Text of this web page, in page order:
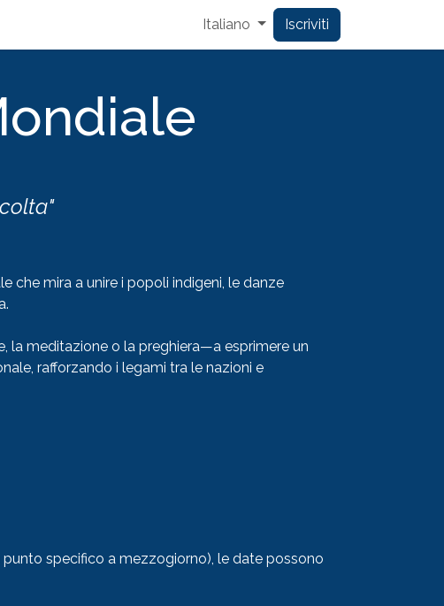
Italiano Iscriviti
che mira a unire i popoli indigeni, le danze
la meditazione o la preghiera—a esprimere un
rafforzando i legami tra le nazioni e
specifico a mezzogiorno), le date possono